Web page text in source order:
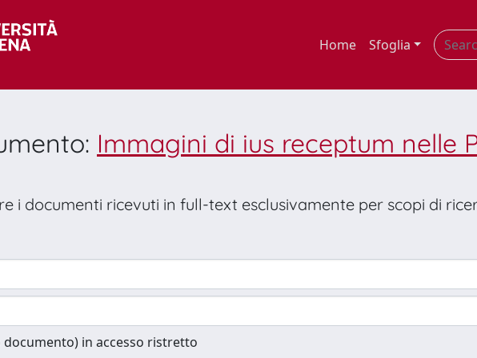
Home Sfoglia
Immagini di ius receptum nelle
i documenti ricevuti in full-text esclusivamente per scopi di
in accesso ristretto